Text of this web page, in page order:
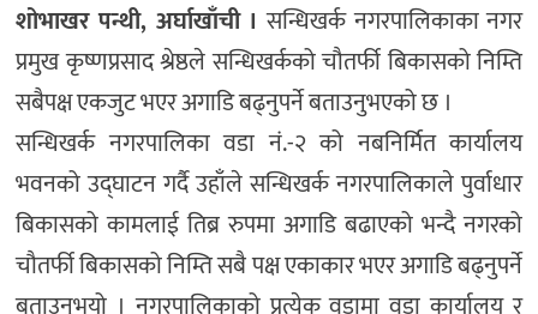
शोभाखर पन्थी, अर्घाखाँची ।सन्धिखर्क नगरपालिकाका नगर
प्रमुख कृष्णप्रसाद श्रेष्ठले सन्धिखर्कको चौतर्फी बिकासको निम्ति
सबैपक्ष एकजुट भएर अगाडि बढ्नुपर्ने बताउनुभएको छ ।
सन्धिखर्क नगरपालिका वडा नं.-२ को नबनिर्मित कार्यालय
भवनको उद्घाटन गर्दै उहाँले सन्धिखर्क नगरपालिकाले पुर्वाधार
बिकासको कामलाई तिब्र रुपमा अगाडि बढाएको भन्दै नगरको
चौतर्फी बिकासको निम्ति सबै पक्ष एकाकार भएर अगाडि बढ्नुपर्ने